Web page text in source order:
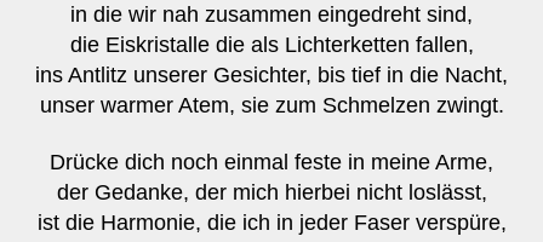
in die wir nah zusammen eingedreht sind,
die Eiskristalle die als Lichterketten fallen,
ins Antlitz unserer Gesichter, bis tief in die Nacht,
unser warmer Atem, sie zum Schmelzen zwingt.
Drücke dich noch einmal feste in meine Arme,
der Gedanke, der mich hierbei nicht loslässt,
ist die Harmonie, die ich in jeder Faser verspüre,